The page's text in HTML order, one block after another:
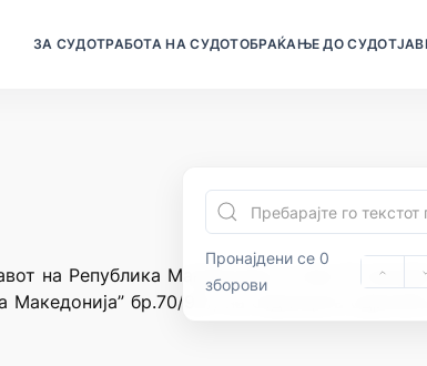
ЗА СУДОТРАБОТА НА СУДОТОБРАЌАЊЕ ДО СУДОТ
Пронајдени се 0
зборови
на Република Македонија и член 71
Македонија” бр.70/92), на седницата